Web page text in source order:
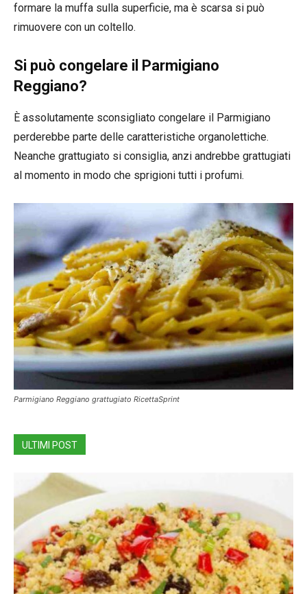
formare la muffa sulla superficie, ma è scarsa si può
rimuovere con un coltello.
Si può congelare il Parmigiano
Reggiano?
È assolutamente sconsigliato congelare il Parmigiano
perderebbe parte delle caratteristiche organolettiche.
Neanche grattugiato si consiglia, anzi andrebbe grattugiati
al momento in modo che sprigioni tutti i profumi.
Parmigiano Reggiano grattugiato RicettaSprint
ULTIMI POST